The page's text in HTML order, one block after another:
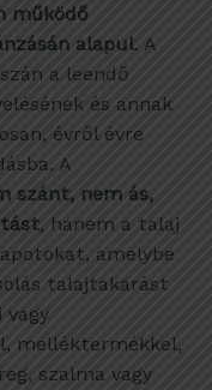
működő
alapul. A
a leendő
és annak
évről évre
A
szánt, nem ás,
, hanem a talaj
amelybe
talajtakarást
melléktermékkel,
szalma vagy